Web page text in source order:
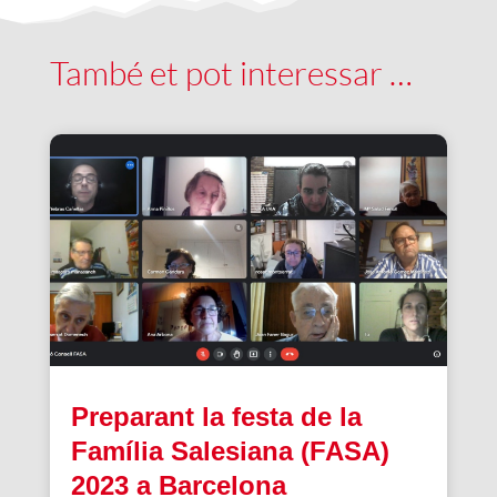
També et pot interessar …
Preparant la festa de la
Família Salesiana (FASA)
2023 a Barcelona